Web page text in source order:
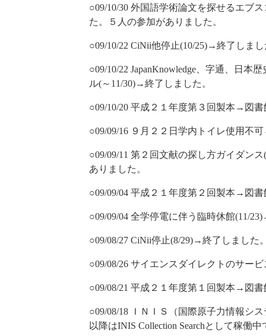
○09/10/30 外国語学術論文を探せるエブ
た。５人の参加がありました。
○09/10/22 CiNii他停止(10/25)→終了しま
○09/10/22 JapanKnowledge、字通、日本
ル(～11/30)→終了しました。
○09/10/20 平成２１年度第３回製本→図
○09/09/16 ９月２２日学内トイレ使用不
○09/09/11 第２回文献の探し方ガイダン
ありました。
○09/09/04 平成２１年度第２回製本→図
○09/09/04 全学停電に伴う臨時休館(11/
○09/08/27 CiNii停止(8/29)→終了しました
○09/08/26 サイエンスダイレクトのサー
○09/08/21 平成２１年度第１回製本→図
○09/08/18 ＩＮＩＳ（国際原子力情報シ
以降はINIS Collection Searchとして稼働中